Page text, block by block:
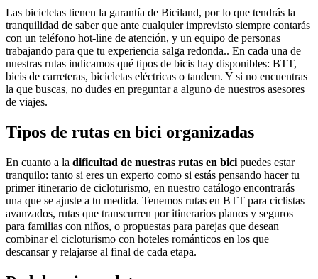
Las bicicletas tienen la garantía de Biciland, por lo que tendrás la
tranquilidad de saber que ante cualquier imprevisto siempre contarás
con un teléfono hot-line de atención, y un equipo de personas
trabajando para que tu experiencia salga redonda.. En cada una de
nuestras rutas indicamos qué tipos de bicis hay disponibles: BTT,
bicis de carreteras, bicicletas eléctricas o tandem. Y si no encuentras
la que buscas, no dudes en preguntar a alguno de nuestros asesores
de viajes.
Tipos de rutas en bici organizadas
En cuanto a la dificultad de nuestras rutas en bici puedes estar
tranquilo: tanto si eres un experto como si estás pensando hacer tu
primer itinerario de cicloturismo, en nuestro catálogo encontrarás
una que se ajuste a tu medida. Tenemos rutas en BTT para ciclistas
avanzados, rutas que transcurren por itinerarios planos y seguros
para familias con niños, o propuestas para parejas que desean
combinar el cicloturismo con hoteles románticos en los que
descansar y relajarse al final de cada etapa.